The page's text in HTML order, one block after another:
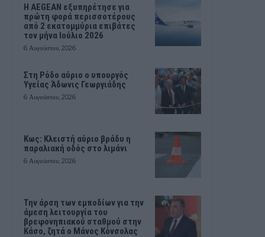
Η AEGEAN εξυπηρέτησε για
πρώτη φορά περισσοτέρους
από 2 εκατομμύρια επιβάτες
τον μήνα Ιούλιο 2026
6 Αυγούστου, 2026
Στη Ρόδο αύριο ο υπουργός
Υγείας Άδωνις Γεωργιάδης
6 Αυγούστου, 2026
Κως: Κλειστή αύριο βράδυ η
παραλιακή οδός στο λιμάνι
6 Αυγούστου, 2026
Την άρση των εμποδίων για την
άμεση λειτουργία του
βρεφονηπιακού σταθμού στην
Κάσο, ζητά ο Μάνος Κόνσολας